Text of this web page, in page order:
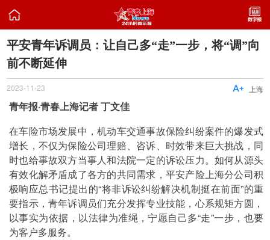

平安青年诉调员：让自己多“走”一步，将“调”向
前不断延伸
2023-11-23 上海

青年报·青春上海记者 丁文佳
在车险市场发展中，机动车交通事故保险纠纷案件的爆发式
增长，不仅为保险公司理赔、咨诉、时效带来巨大挑战，同
时也给事故双方当事人和法院一定的诉讼压力。如何从源头
有效化解矛盾成了各方的共同需求，平安产险上海分公司积
极响应总书记提出的“将非诉讼纠纷解决机制挺在前面”的重
要指示，青年诉调员们充分发挥专业技能，心系规矩方圆，
以事实为依据，以法律为准绳，宁愿自己多“走”一步，也要
为客户多服务。